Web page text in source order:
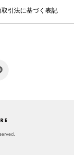
取引法に基づく表記